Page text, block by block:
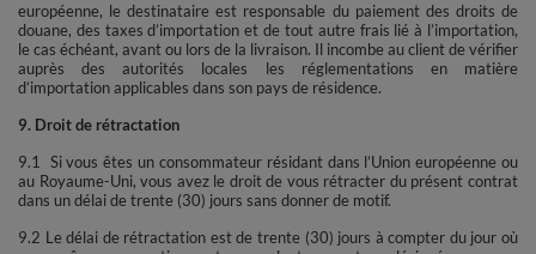
européenne, le destinataire est responsable du paiement des droits de
douane, des taxes d’importation et de tout autre frais lié à l’importation,
le cas échéant, avant ou lors de la livraison. Il incombe au client de vérifier
auprès des autorités locales les réglementations en matière
d’importation applicables dans son pays de résidence.
9. Droit de rétractation
9.1 Si vous êtes un consommateur résidant dans l’Union européenne ou
au Royaume-Uni, vous avez le droit de vous rétracter du présent contrat
dans un délai de trente (30) jours sans donner de motif.
9.2 Le délai de rétractation est de trente (30) jours à compter du jour où